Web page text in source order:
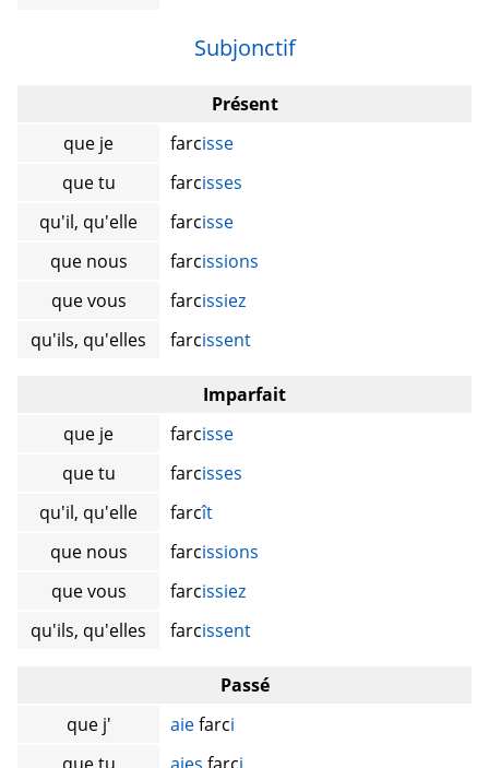
Subjonctif
Présent
que je
farcisse
que tu
farcisses
qu'il, qu'elle
farcisse
que nous
farcissions
que vous
farcissiez
qu'ils, qu'elles
farcissent
Imparfait
que je
farcisse
que tu
farcisses
qu'il, qu'elle
farcît
que nous
farcissions
que vous
farcissiez
qu'ils, qu'elles
farcissent
Passé
que j'
aiefarci